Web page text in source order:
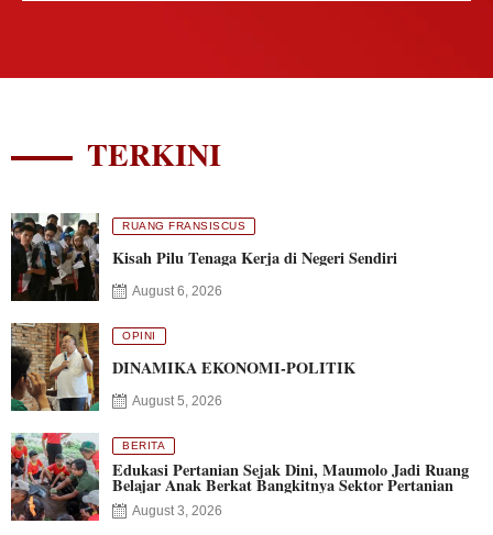
TERKINI
RUANG FRANSISCUS
Kisah Pilu Tenaga Kerja di Negeri Sendiri
August 6, 2026
OPINI
DINAMIKA EKONOMI-POLITIK
August 5, 2026
BERITA
Edukasi Pertanian Sejak Dini, Maumolo Jadi Ruang
Belajar Anak Berkat Bangkitnya Sektor Pertanian
August 3, 2026